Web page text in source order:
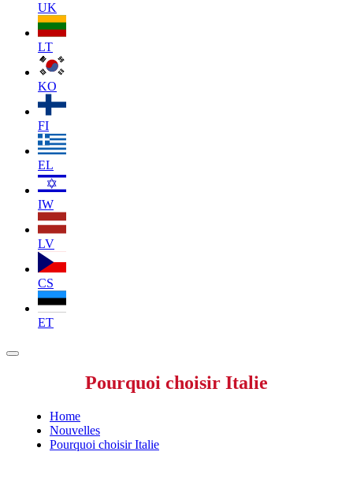
UK
LT
KO
FI
EL
IW
LV
CS
ET
Pourquoi choisir Italie
Home
Nouvelles
Pourquoi choisir Italie